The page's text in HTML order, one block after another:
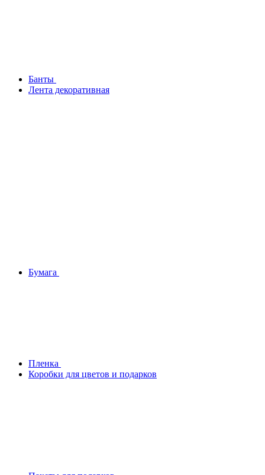
Банты
Лента декоративная
Бумага
Плeнка
Коробки для цветов и подарков